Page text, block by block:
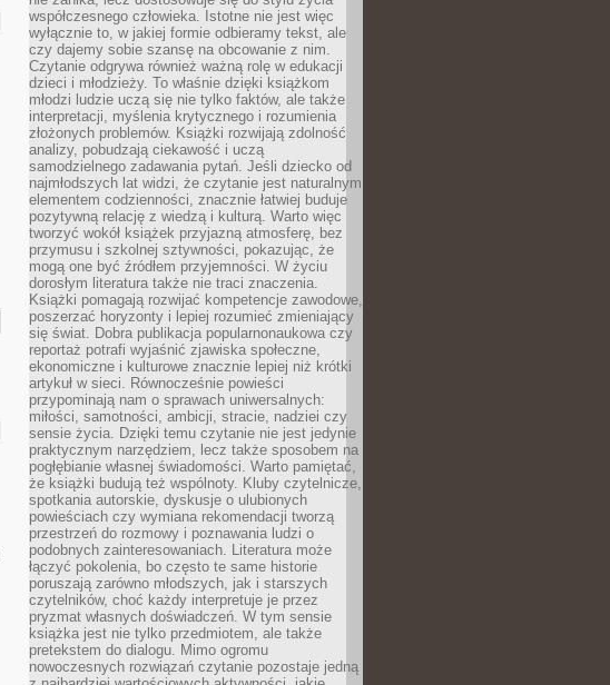
współczesnego człowieka. Istotne nie jest więc
wyłącznie to, w jakiej formie odbieramy tekst, ale
czy dajemy sobie szansę na obcowanie z nim.
Czytanie odgrywa również ważną rolę w edukacji
dzieci i młodzieży. To właśnie dzięki książkom
młodzi ludzie uczą się nie tylko faktów, ale także
interpretacji, myślenia krytycznego i rozumienia
złożonych problemów. Książki rozwijają zdolność
analizy, pobudzają ciekawość i uczą
samodzielnego zadawania pytań. Jeśli dziecko od
najmłodszych lat widzi, że czytanie jest naturalnym
elementem codzienności, znacznie łatwiej buduje
pozytywną relację z wiedzą i kulturą. Warto więc
tworzyć wokół książek przyjazną atmosferę, bez
przymusu i szkolnej sztywności, pokazując, że
mogą one być źródłem przyjemności. W życiu
dorosłym literatura także nie traci znaczenia.
Książki pomagają rozwijać kompetencje zawodowe,
poszerzać horyzonty i lepiej rozumieć zmieniający
się świat. Dobra publikacja popularnonaukowa czy
reportaż potrafi wyjaśnić zjawiska społeczne,
ekonomiczne i kulturowe znacznie lepiej niż krótki
artykuł w sieci. Równocześnie powieści
przypominają nam o sprawach uniwersalnych:
miłości, samotności, ambicji, stracie, nadziei czy
sensie życia. Dzięki temu czytanie nie jest jedynie
praktycznym narzędziem, lecz także sposobem na
pogłębianie własnej świadomości. Warto pamiętać,
że książki budują też wspólnoty. Kluby czytelnicze,
spotkania autorskie, dyskusje o ulubionych
powieściach czy wymiana rekomendacji tworzą
przestrzeń do rozmowy i poznawania ludzi o
podobnych zainteresowaniach. Literatura może
łączyć pokolenia, bo często te same historie
poruszają zarówno młodszych, jak i starszych
czytelników, choć każdy interpretuje je przez
pryzmat własnych doświadczeń. W tym sensie
książka jest nie tylko przedmiotem, ale także
pretekstem do dialogu. Mimo ogromu
nowoczesnych rozwiązań czytanie pozostaje jedną